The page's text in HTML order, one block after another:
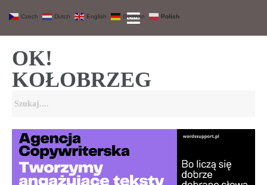
OK!
KOŁOBRZEG
Czech Dutch English German Polish